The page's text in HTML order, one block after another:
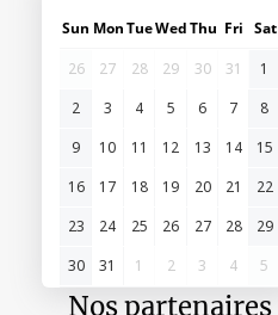
Sun MonTueWedThu Fri Sat
26
27 28 29 30 31
1
2
3 4 5 6 7
8
9
10 11 12 13 14
15
16
17 18 19 20 21
22
23
24 25 26 27 28
29
30
31 1 2 3 4 5
Nos partenaires